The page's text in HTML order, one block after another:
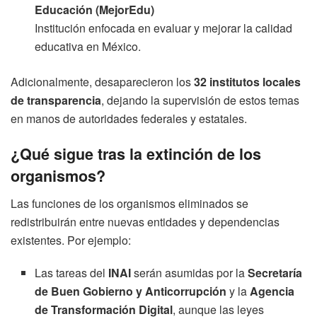
Educación (MejorEdu)
Institución enfocada en evaluar y mejorar la calidad
educativa en México.
Adicionalmente, desaparecieron los32 institutos locales
de transparencia, dejando la supervisión de estos temas
en manos de autoridades federales y estatales.
¿Qué sigue tras la extinción de los
organismos?
Las funciones de los organismos eliminados se
redistribuirán entre nuevas entidades y dependencias
existentes. Por ejemplo:
Las tareas del INAIserán asumidas por laSecretaría
de Buen Gobierno y Anticorrupción y laAgencia
de Transformación Digital, aunque las leyes